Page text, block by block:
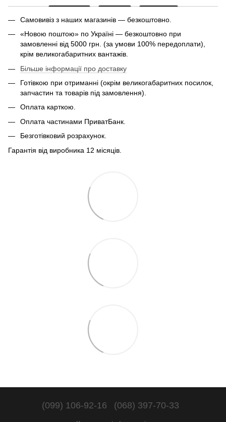
Самовивіз з наших магазинів — безкоштовно.
«Новою поштою» по Україні — безкоштовно при
замовленні від 5000 грн. (за умови 100% передоплати),
крім великогабаритних вантажів.
Більше інформації про доставку
Готівкою при отриманні (окрім великогабаритних посилок,
запчастин та товарів під замовлення).
Оплата карткою.
Оплата частинами ПриватБанк.
Безготівковий розрахунок.
Гарантія від виробника 12 місяців.
(099) 106-92-16 (068) 397-70-33